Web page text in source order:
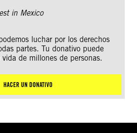
luchar por los derechos
partes. Tu donativo puede
de millones de personas.
HACER UN DONATIVO